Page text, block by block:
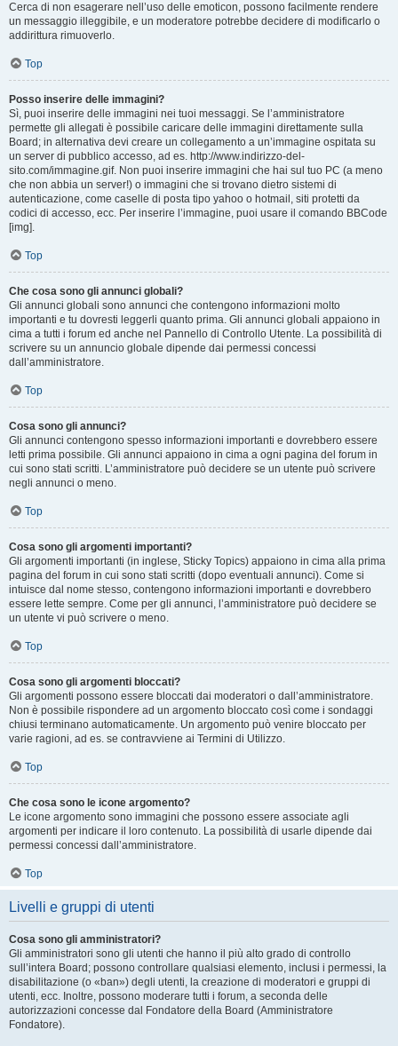
Cerca di non esagerare nell’uso delle emoticon, possono facilmente rendere
un messaggio illeggibile, e un moderatore potrebbe decidere di modificarlo o
addirittura rimuoverlo.
Top
Posso inserire delle immagini?
Sì, puoi inserire delle immagini nei tuoi messaggi. Se l’amministratore
permette gli allegati è possibile caricare delle immagini direttamente sulla
Board; in alternativa devi creare un collegamento a un’immagine ospitata su
un server di pubblico accesso, ad es. http://www.indirizzo-del-
sito.com/immagine.gif. Non puoi inserire immagini che hai sul tuo PC (a meno
che non abbia un server!) o immagini che si trovano dietro sistemi di
autenticazione, come caselle di posta tipo yahoo o hotmail, siti protetti da
codici di accesso, ecc. Per inserire l’immagine, puoi usare il comando BBCode
[img].
Top
Che cosa sono gli annunci globali?
Gli annunci globali sono annunci che contengono informazioni molto
importanti e tu dovresti leggerli quanto prima. Gli annunci globali appaiono in
cima a tutti i forum ed anche nel Pannello di Controllo Utente. La possibilità di
scrivere su un annuncio globale dipende dai permessi concessi
dall’amministratore.
Top
Cosa sono gli annunci?
Gli annunci contengono spesso informazioni importanti e dovrebbero essere
letti prima possibile. Gli annunci appaiono in cima a ogni pagina del forum in
cui sono stati scritti. L’amministratore può decidere se un utente può scrivere
negli annunci o meno.
Top
Cosa sono gli argomenti importanti?
Gli argomenti importanti (in inglese, Sticky Topics) appaiono in cima alla prima
pagina del forum in cui sono stati scritti (dopo eventuali annunci). Come si
intuisce dal nome stesso, contengono informazioni importanti e dovrebbero
essere lette sempre. Come per gli annunci, l’amministratore può decidere se
un utente vi può scrivere o meno.
Top
Cosa sono gli argomenti bloccati?
Gli argomenti possono essere bloccati dai moderatori o dall’amministratore.
Non è possibile rispondere ad un argomento bloccato così come i sondaggi
chiusi terminano automaticamente. Un argomento può venire bloccato per
varie ragioni, ad es. se contravviene ai Termini di Utilizzo.
Top
Che cosa sono le icone argomento?
Le icone argomento sono immagini che possono essere associate agli
argomenti per indicare il loro contenuto. La possibilità di usarle dipende dai
permessi concessi dall’amministratore.
Top
Livelli e gruppi di utenti
Cosa sono gli amministratori?
Gli amministratori sono gli utenti che hanno il più alto grado di controllo
sull’intera Board; possono controllare qualsiasi elemento, inclusi i permessi, la
disabilitazione (o «ban») degli utenti, la creazione di moderatori e gruppi di
utenti, ecc. Inoltre, possono moderare tutti i forum, a seconda delle
autorizzazioni concesse dal Fondatore della Board (Amministratore
Fondatore).